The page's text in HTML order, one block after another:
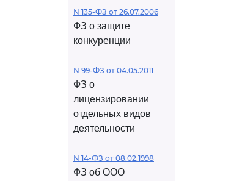
N 135-ФЗ от 26.07.2006
ФЗ о защите
конкуренции
N 99-ФЗ от 04.05.2011
ФЗ о
лицензировании
отдельных видов
деятельности
N 14-ФЗ от 08.02.1998
ФЗ об ООО